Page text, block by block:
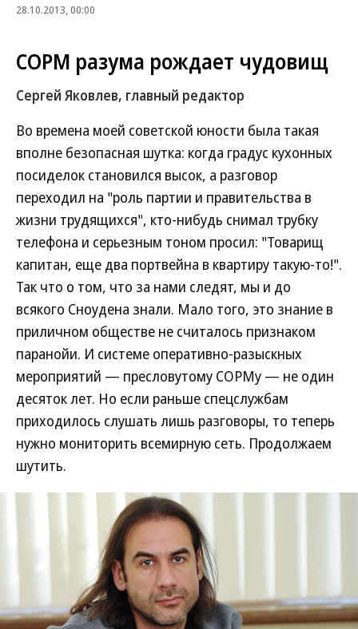
28.10.2013, 00:00
СОРМ разума рождает чудовищ
Сергей Яковлев, главный редактор
Во времена моей советской юности была такая
вполне безопасная шутка: когда градус кухонных
посиделок становился высок, а разговор
переходил на "роль партии и правительства в
жизни трудящихся", кто-нибудь снимал трубку
телефона и серьезным тоном просил: "Товарищ
капитан, еще два портвейна в квартиру такую-то!".
Так что о том, что за нами следят, мы и до
всякого Сноудена знали. Мало того, это знание в
приличном обществе не считалось признаком
паранойи. И системе оперативно-разыскных
мероприятий — пресловутому СОРМу — не один
десяток лет. Но если раньше спецслужбам
приходилось слушать лишь разговоры, то теперь
нужно мониторить всемирную сеть. Продолжаем
шутить.